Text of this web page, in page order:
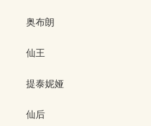
奥布朗
仙王
提泰妮娅
仙后